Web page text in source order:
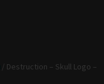
/ Destruction – Skull Logo –